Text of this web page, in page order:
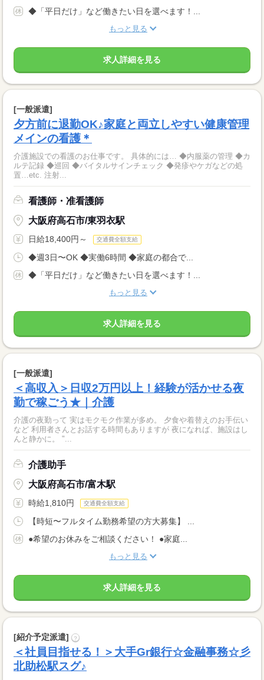
◆「平日だけ」など働きたい日を選べます！...
もっと見る
求人詳細を見る
[一般派遣]
夕方前に退勤OK♪家庭と両立しやすい健康管理
メインの看護＊
介護施設での看護のお仕事です。 具体的には… ◆内服薬の管理 ◆カ
ルテ記録 ◆巡回 ◆バイタルサインチェック ◆発疹やケガなどの処
置…etc. 注射...
看護師・准看護師
大阪府高石市/東羽衣駅
日給18,400円～ 交通費全額支給
◆週3日〜OK ◆実働6時間 ◆家庭の都合で...
◆「平日だけ」など働きたい日を選べます！...
もっと見る
求人詳細を見る
[一般派遣]
＜高収入＞日収2万円以上！経験が活かせる夜
勤で稼ごう★｜介護
介護の夜勤って 実はモクモク作業が多め。 夕食や着替えのお手伝い
など 利用者さんとお話する時間もありますが 夜になれば、施設はし
んと静かに。 "...
介護助手
大阪府高石市/富木駅
時給1,810円 交通費全額支給
【時短〜フルタイム勤務希望の方大募集】 ...
●希望のお休みをご相談ください！ ●家庭...
もっと見る
求人詳細を見る
[紹介予定派遣] ?
＜社員目指せる！＞大手Gr銀行☆金融事務☆彡
北助松駅スグ♪